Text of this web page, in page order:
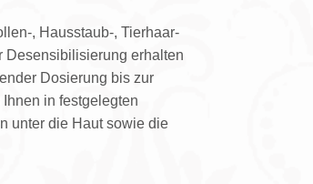
, Hausstaub-, Tierhaar-
Desensibilisierung erhalten
Dosierung bis zur
in festgelegten
unter die Haut sowie die